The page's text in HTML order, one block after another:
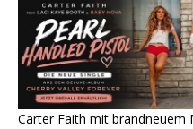
Carter Faith mit brandneuem